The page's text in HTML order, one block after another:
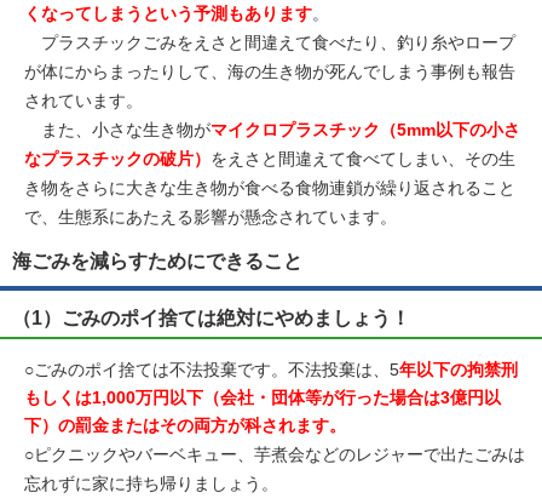
くなってしまうという予測もあります。
プラスチックごみをえさと間違えて食べたり、釣り糸やロープ
が体にからまったりして、海の生き物が死んでしまう事例も報告
されています。
また、小さな生き物がマイクロプラスチック（5mm以下の小さ
なプラスチックの破片） をえさと間違えて食べてしまい、その生
き物をさらに大きな生き物が食べる食物連鎖が繰り返されること
で、生態系にあたえる影響が懸念されています。
海ごみを減らすためにできること
（1）ごみのポイ捨ては絶対にやめましょう！
○ごみのポイ捨ては不法投棄です。不法投棄は、5年以下の拘禁刑
もしくは1,000万円以下（会社・団体等が行った場合は3億円以
下）の罰金またはその両方が科されます。
○ピクニックやバーベキュー、芋煮会などのレジャーで出たごみは
忘れずに家に持ち帰りましょう。